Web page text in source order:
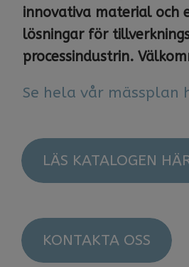
innovativa material och
lösningar för
processindustrin.
​​​​​​​Se hela vår mässplan
LÄS KATALOGEN
KONTAKTA OSS